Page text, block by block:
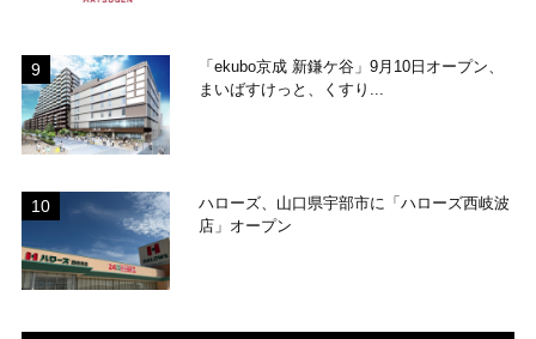
「ekubo京成 新鎌ケ谷」9月10日オープン、
まいばすけっと、くすり...
ハローズ、山口県宇部市に「ハローズ西岐波
店」オープン